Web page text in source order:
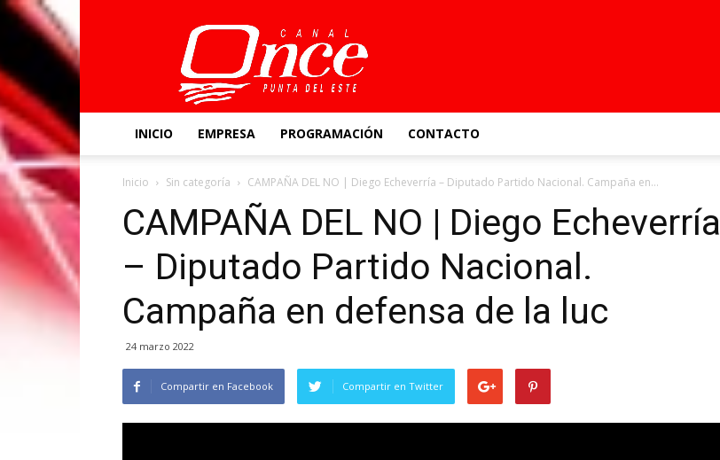
Canal
Once
INICIO EMPRESA PROGRAMACIÓN CONTACTO
Inicio Sin categoría CAMPAÑA DEL NO | Diego Echeverría – Diputado Partido Nacional. Campaña en...
CAMPAÑA DEL NO | Diego Echeverría
– Diputado Partido Nacional.
Campaña en defensa de la luc
24 marzo 2022
Compartir en Facebook Compartir en Twitter